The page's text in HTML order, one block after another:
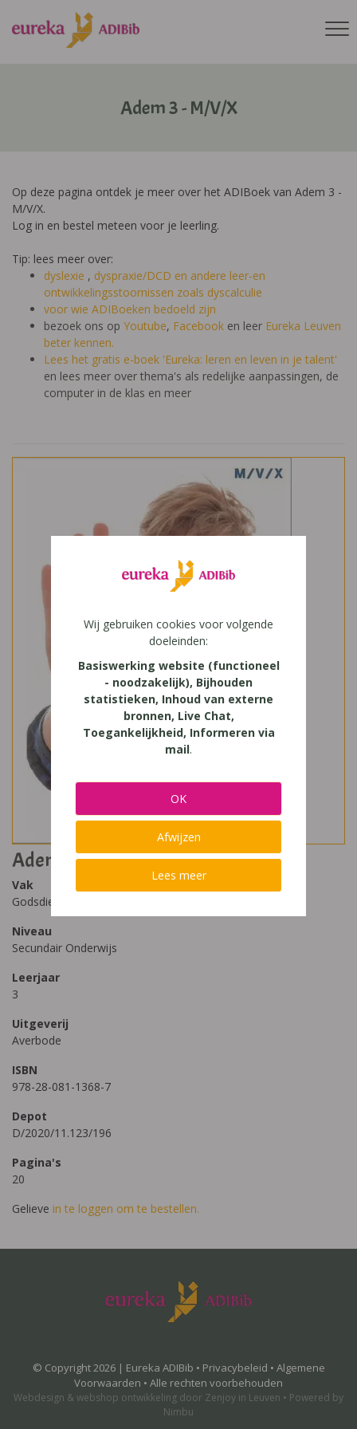
Adem 3 - M/V/X
Op deze pagina ontdek je meer over het ADIBoek van Adem 3 -
M/V/X.
Log in en bestel meteen voor je leerling.
Tip: lees meer over:
dyslexie , dyspraxie/DCD en andere leer-en
ontwikkelingsstoornissen zoals dyscalculie
voor wie ADIBoeken bedoeld zijn
bezoek ons op Youtube, Facebook en leer Eureka Leuven
beter kennen.
Lees het gratis e-boek 'Eureka: leren en leven in je talent'
en lees meer over thema's als redelijke aanpassingen, de
computer in de klas en meer
Adem 3 - M/V/X
Vak
Godsdienst
Niveau
Secundair Onderwijs
Leerjaar
3
Uitgeverij
Averbode
ISBN
978-28-081-1368-7
Depot
D/2020/11.123/196
Pagina's
20
Gelieve in te loggen om te bestellen.
© Copyright 2026 | Eureka ADIBib • Privacybeleid • Algemene
Voorwaarden • Alle rechten voorbehouden
Webdesign & webshop ontwikkeling door Zenjoy in Leuven • Powered by
Nimbu
Wij gebruiken cookies voor volgende
doeleinden:
Basiswerking website (functioneel
- noodzakelijk), Bijhouden
statistieken, Inhoud van externe
bronnen, Live Chat,
Toegankelijkheid, Informeren via
mail.
OK
Afwijzen
Lees meer